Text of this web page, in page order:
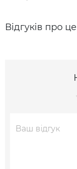
Відгуків про